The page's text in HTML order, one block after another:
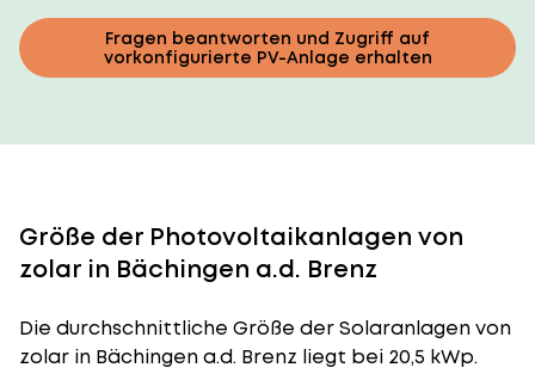
Fragen beantworten und Zugriff auf
vorkonfigurierte PV-Anlage erhalten
Größe der Photovoltaikanlagen von
zolar in Bächingen a.d. Brenz
Die durchschnittliche Größe der Solaranlagenvon
zolar in Bächingen a.d. Brenz liegt bei 20,5 kWp.